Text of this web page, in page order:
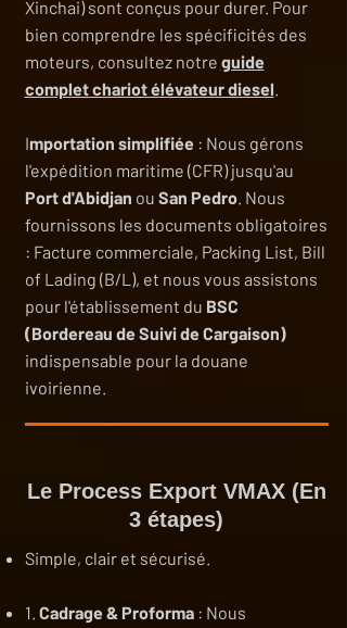
Xinchai) sont conçus pour durer. Pour
bien comprendre les spécificités des
moteurs, consultez notre guide
complet chariot élévateur diesel.
Importation simplifiée: Nous gérons
l'expédition maritime (CFR) jusqu'au
Port d'Abidjan ou San Pedro. Nous
fournissons les documents obligatoires
: Facture commerciale, Packing List, Bill
of Lading (B/L), et nous vous assistons
pour l'établissement du BSC
(Bordereau de Suivi de Cargaison)
indispensable pour la douane
ivoirienne.
Le Process Export VMAX (En
3 étapes)
Simple, clair et sécurisé.
1. Cadrage & Proforma: Nous